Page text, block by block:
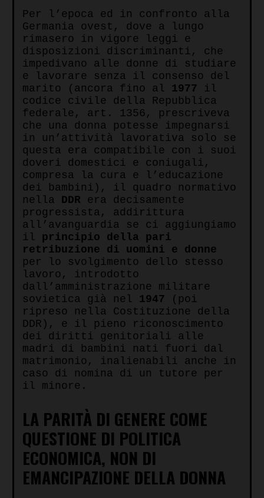
Per l’epoca ed in confronto alla
Germania ovest, dove a lungo
rimasero in vigore leggi e
disposizioni discriminanti, che
impedivano alle donne di studiare
e lavorare senza il consenso del
marito (ancora fino al 1977 il
codice civile della Repubblica
federale, art. 1356, prescriveva
che una donna potesse impegnarsi
in un’attività lavorativa solo se
questa era compatibile con i suoi
doveri domestici e coniugali,
compresa la cura e l’educazione
dei bambini), il quadro normativo
nella DDR era decisamente
progressista, addirittura
all’avanguardia se ci aggiungiamo
il principio della pari
retribuzione di uomini e donne
per lo svolgimento dello stesso
lavoro, introdotto
dall’amministrazione militare
sovietica già nel 1947 (poi
ripreso nella Costituzione della
DDR), e il pieno riconoscimento
dei diritti genitoriali alle
madri di bambini nati fuori dal
matrimonio, inalienabili anche in
caso di nomina di un tutore per
il minore.
LA PARITÀ DI GENERE COME
QUESTIONE DI POLITICA
ECONOMICA, NON DI
EMANCIPAZIONE DELLA DONNA